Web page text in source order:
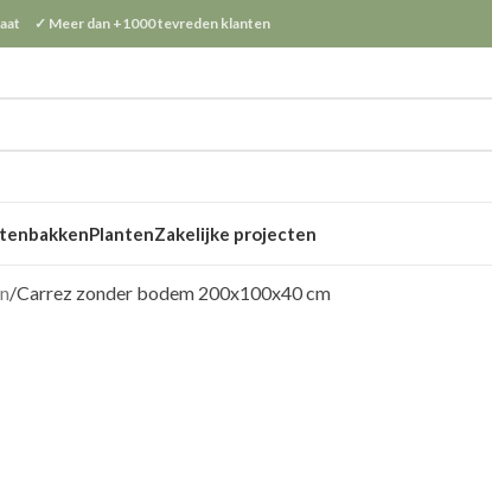
✓ Meer dan +1000 tevreden klanten
PlantenZakelijke projecten
Carrez zonder bodem 200x100x40 cm